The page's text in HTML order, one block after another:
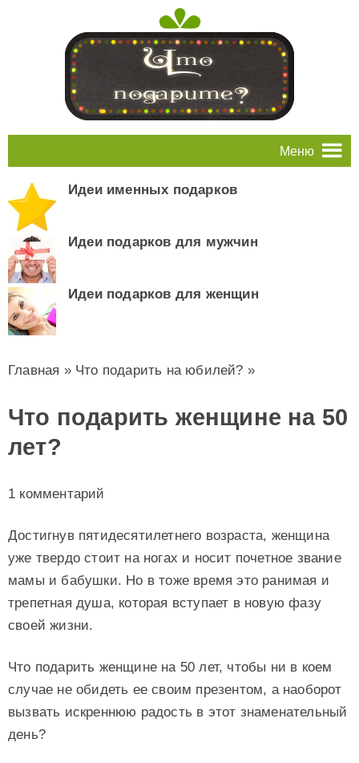
Меню
Идеи именных подарков
Идеи подарков для мужчин
Идеи подарков для женщин
Главная » Что подарить на юбилей? »
Что подарить женщине на 50
лет?
1 комментарий
Достигнув пятидесятилетнего возраста, женщина
уже твердо стоит на ногах и носит почетное звание
мамы и бабушки. Но в тоже время это ранимая и
трепетная душа, которая вступает в новую фазу
своей жизни.
Что подарить женщине на 50 лет, чтобы ни в коем
случае не обидеть ее своим презентом, а наоборот
вызвать искреннюю радость в этот знаменательный
день?